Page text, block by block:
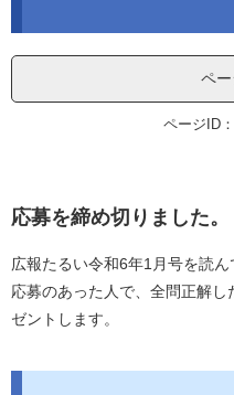
ペ
ページID
応募を締め切りました。
広報たるい令和6年1月号を読ん
応募のあった人で、全問正解
ゼントします。